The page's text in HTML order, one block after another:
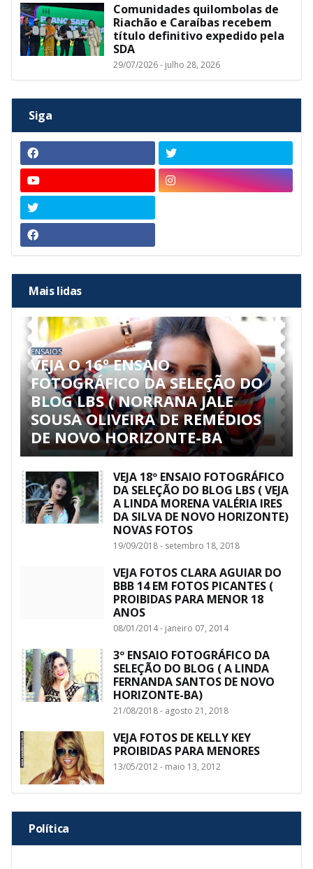
Comunidades quilombolas de
Riachão e Caraíbas recebem
título definitivo expedido pela
SDA
29/07/2026 - julho 28, 2026
Siga
Mais lidas
ENSAIOS
VEJA O 16º ENSAIO
FOTOGRÁFICO DA SELEÇÃO DO
BLOG LBS ( NORRANA JALE
SOUSA OLIVEIRA DE REMÉDIOS
DE NOVO HORIZONTE-BA
VEJA 18º ENSAIO FOTOGRÁFICO
DA SELEÇÃO DO BLOG LBS ( VEJA
A LINDA MORENA VALÉRIA IRES
DA SILVA DE NOVO HORIZONTE)
NOVAS FOTOS
19/09/2018 - setembro 18, 2018
VEJA FOTOS CLARA AGUIAR DO
BBB 14 EM FOTOS PICANTES (
PROIBIDAS PARA MENOR 18
ANOS
08/01/2014 - janeiro 07, 2014
3º ENSAIO FOTOGRÁFICO DA
SELEÇÃO DO BLOG ( A LINDA
FERNANDA SANTOS DE NOVO
HORIZONTE-BA)
21/08/2018 - agosto 21, 2018
VEJA FOTOS DE KELLY KEY
PROIBIDAS PARA MENORES
13/05/2012 - maio 13, 2012
Política